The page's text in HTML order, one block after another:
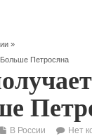
»
Петросяна
В России Нет